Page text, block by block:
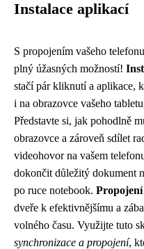
Instalace aplikací
S propojením vašeho
plný úžasných možností!
stačí pár kliknutí a aplikace,
i na obrazovce vašeho
Představte si, jak pohodlně
obrazovce a zároveň sdílet
videohovor na vašem
dokončit důležitý dokument
po ruce notebook. Propojení
dveře k efektivnějšímu a
volného času. Využijte tuto
synchronizace a propojení,